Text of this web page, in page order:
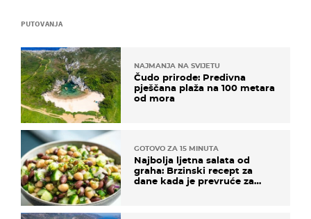
PUTOVANJA
NAJMANJA NA SVIJETU
Čudo prirode: Predivna
pješčana plaža na 100 metara
od mora
GOTOVO ZA 15 MINUTA
Najbolja ljetna salata od
graha: Brzinski recept za
dane kada je prevruće za